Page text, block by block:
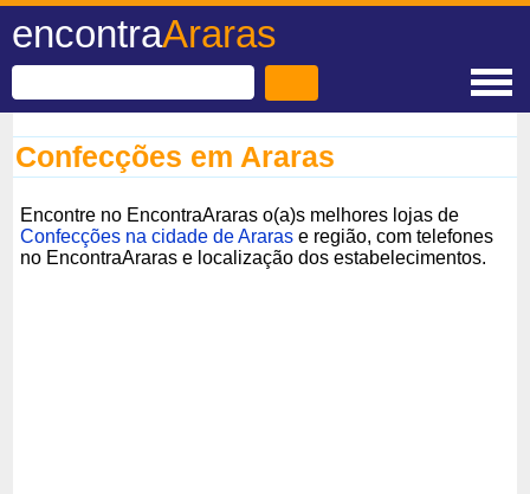
encontraAraras
Confecções em Araras
Encontre no EncontraAraras o(a)s melhores lojas de
Confecções na cidade de Araras e região, com telefones
no EncontraAraras e localização dos estabelecimentos.